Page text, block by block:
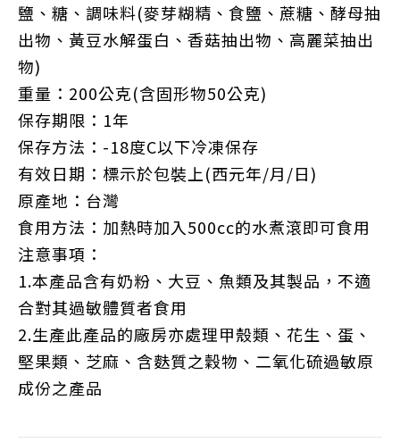
鹽、糖、調味料(麥芽糊精、食鹽、蔗糖、酵母抽
出物、黃豆水解蛋白、香菇抽出物、高麗菜抽出
物)
重量：200公克(含固形物50公克)
保存期限：1年
保存方法：-18度C以下冷凍保存
有效日期：標示於包裝上(西元年/月/日)
原產地：台灣
食用方法：加熱時加入500cc的水煮滾即可食用
注意事項：
1.本產品含有奶粉、大豆、魚類及其製品，不適
合對其過敏體質者食用
2.生產此產品的廠房亦處理甲殼類、花生、蛋、
堅果類、芝麻、含麩質之穀物、二氧化硫過敏原
成份之產品